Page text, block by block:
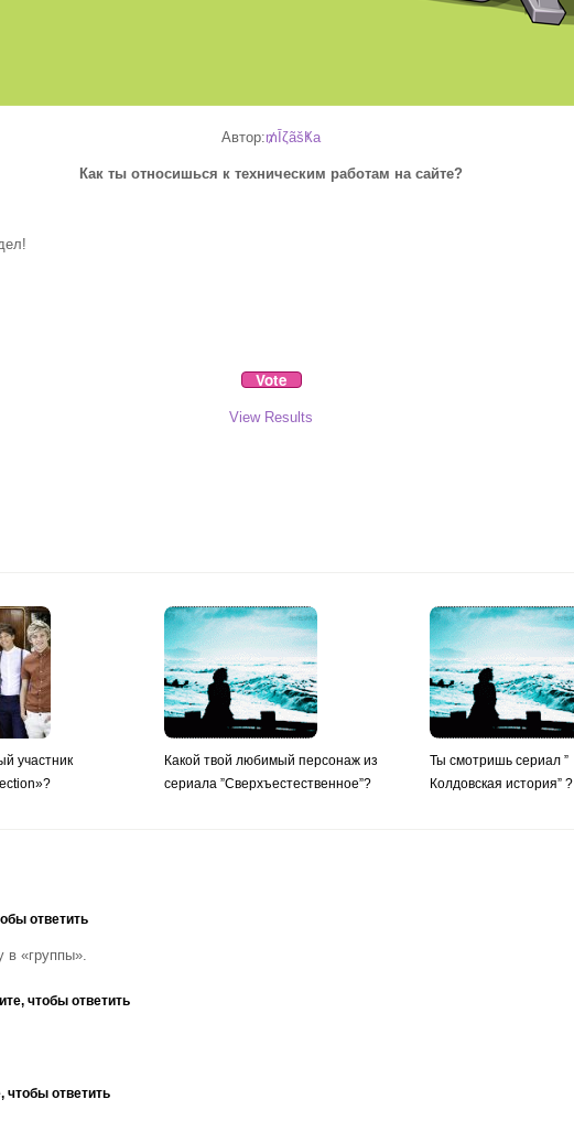
Автор:₥ĪζãšҜa
Как ты относишься к техническим работам на сайте?
View Results
участник
Какой твой любимый персонаж из
сериала ”Сверхъестественное”?
Ты смотришь сериал ”
Колдовская история” ?
ответить
в «группы».
чтобы ответить
чтобы ответить